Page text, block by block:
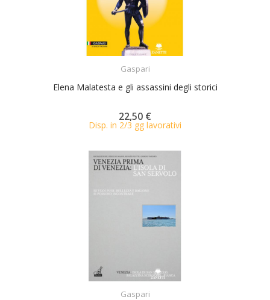
Gaspari
Elena Malatesta e gli assassini degli storici
22,50 €
Disp. in 2/3 gg lavorativi
Gaspari